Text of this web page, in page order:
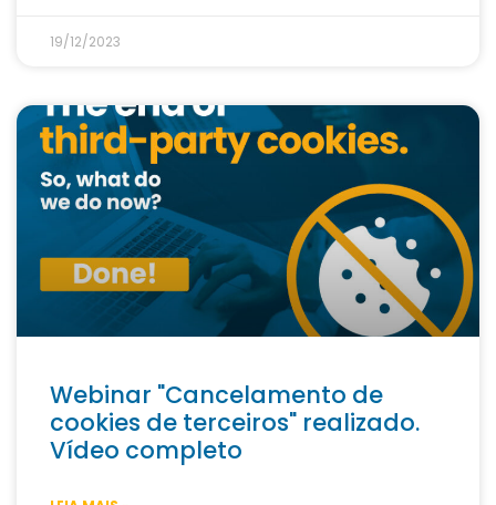
19/12/2023
Webinar "Cancelamento de
cookies de terceiros" realizado.
Vídeo completo